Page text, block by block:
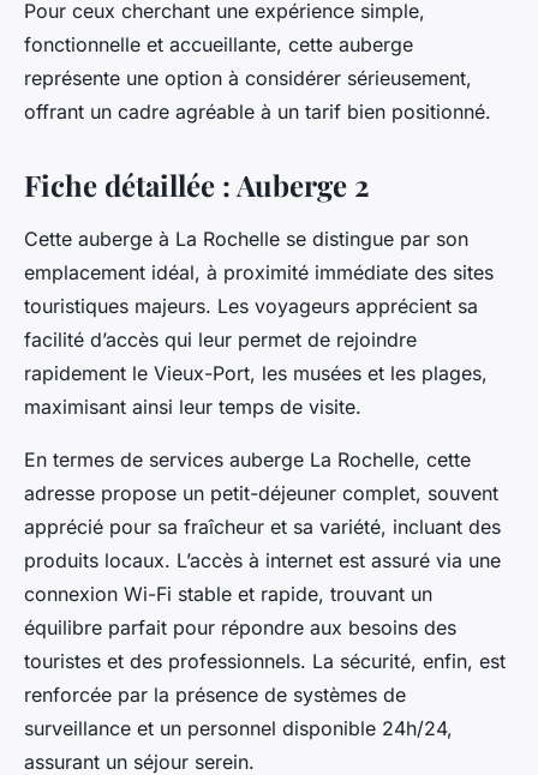
Pour ceux cherchant une expérience simple,
fonctionnelle et accueillante, cette auberge
représente une option à considérer sérieusement,
offrant un cadre agréable à un tarif bien positionné.
Fiche détaillée : Auberge 2
Cette auberge à La Rochelle se distingue par son
emplacement idéal, à proximité immédiate des sites
touristiques majeurs. Les voyageurs apprécient sa
facilité d’accès qui leur permet de rejoindre
rapidement le Vieux-Port, les musées et les plages,
maximisant ainsi leur temps de visite.
En termes de services auberge La Rochelle, cette
adresse propose un petit-déjeuner complet, souvent
apprécié pour sa fraîcheur et sa variété, incluant des
produits locaux. L’accès à internet est assuré via une
connexion Wi-Fi stable et rapide, trouvant un
équilibre parfait pour répondre aux besoins des
touristes et des professionnels. La sécurité, enfin, est
renforcée par la présence de systèmes de
surveillance et un personnel disponible 24h/24,
assurant un séjour serein.